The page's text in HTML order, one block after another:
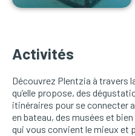
Activités
Découvrez Plentzia à travers
qu’elle propose, des
itinéraires pour se connecter
en bateau, des musées et
qui vous convient le mieux et